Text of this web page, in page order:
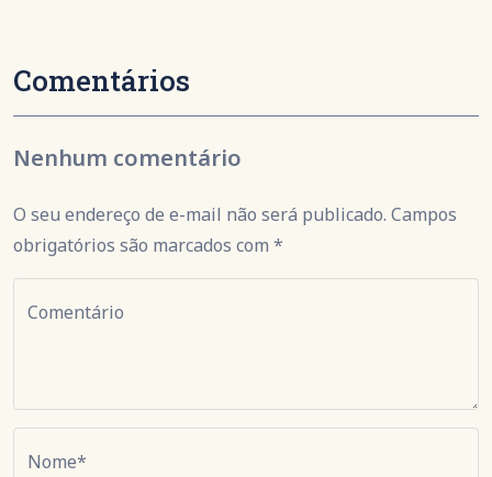
Comentários
Nenhum comentário
O seu endereço de e-mail não será publicado. Campos
obrigatórios são marcados com *
Comentário
Nome*